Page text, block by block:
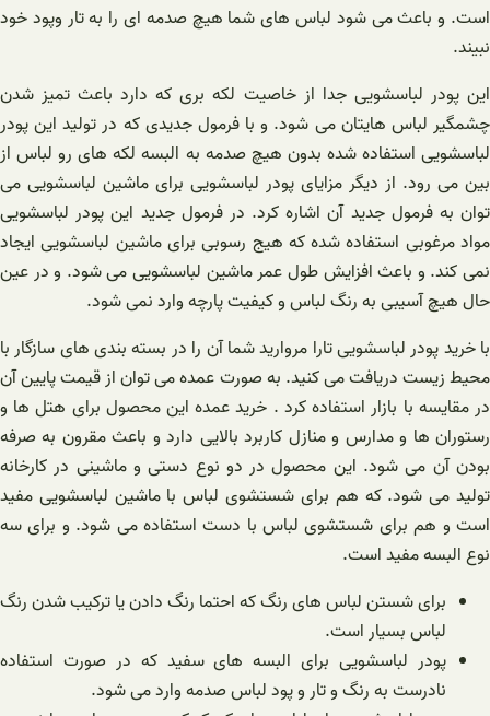
است. و باعث می شود لباس های شما هیچ صدمه ای را به تار وپود خود
نبیند.
این پودر لباسشویی جدا از خاصیت لکه بری که دارد باعث تمیز شدن
چشمگیر لباس هایتان می شود. و با فرمول جدیدی که در تولید این پودر
لباسشویی استفاده شده بدون هیچ صدمه به البسه لکه های رو لباس از
بین می رود. از دیگر مزایای پودر لباسشویی برای ماشین لباسشویی می
توان به فرمول جدید آن اشاره کرد. در فرمول جدید این پودر لباسشویی
مواد مرغوبی استفاده شده که هیج رسوبی برای ماشین لباسشویی ایجاد
نمی کند. و باعث افزایش طول عمر ماشین لباسشویی می شود. و در عین
حال هیچ آسیبی به رنگ لباس و کیفیت پارچه وارد نمی شود.
با خرید پودر لباسشویی تارا مروارید شما آن را در بسته بندی های سازگار با
محیط زیست دریافت می کنید. به صورت عمده می توان از قیمت پایین آن
در مقایسه با بازار استفاده کرد . خرید عمده این محصول برای هتل ها و
رستوران ها و مدارس و منازل کاربرد بالایی دارد و باعث مقرون به صرفه
بودن آن می شود. این محصول در دو نوع دستی و ماشینی در کارخانه
تولید می شود. که هم برای شستشوی لباس با ماشین لباسشویی مفید
است و هم برای شستشوی لباس با دست استفاده می شود. و برای سه
نوع البسه مفید است.
برای شستن لباس های رنگ که احتما رنگ دادن یا ترکیب شدن رنگ
لباس بسیار است.
پودر لباسشویی برای البسه های سفید که در صورت استفاده
نادرست به رنگ و تار و پود لباس صدمه وارد می شود.